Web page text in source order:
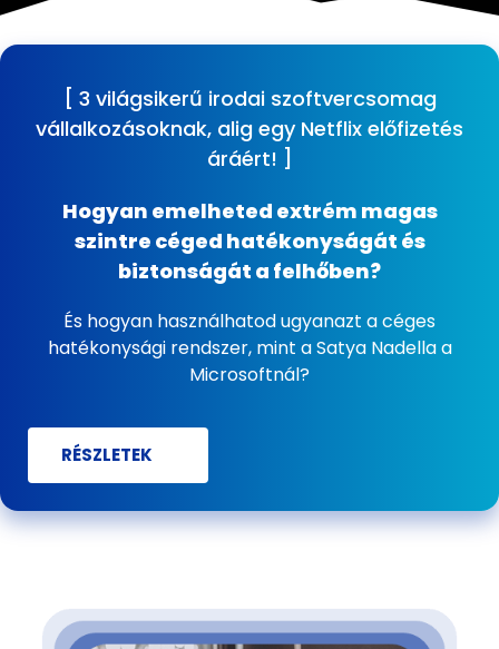
[ 3 világsikerű irodai szoftvercsomag
vállalkozásoknak, alig egy Netflix előfizetés
áráért! ]
Hogyan emelheted extrém magas
szintre céged hatékonyságát és
biztonságát a felhőben?
És hogyan használhatod ugyanazt a céges
hatékonysági rendszer, mint a Satya Nadella a
Microsoftnál?
RÉSZLETEK